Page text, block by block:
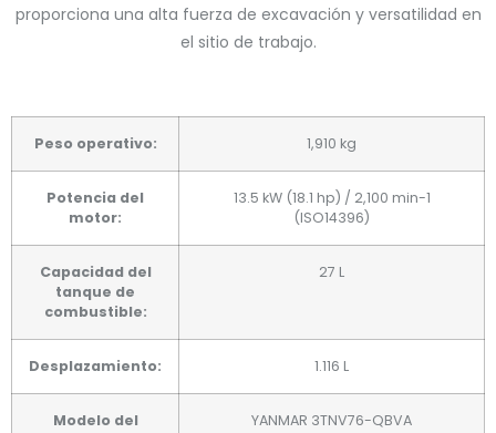
proporciona una alta fuerza de excavación y versatilidad en
el sitio de trabajo.
Peso operativo: 1,910 kg
Potencia del
motor:
13.5 kW (18.1 hp) / 2,100 min-1
(ISO14396)
Capacidad del
tanque de
combustible:
27 L
Desplazamiento: 1.116 L
Modelo del
YANMAR 3TNV76-QBVA